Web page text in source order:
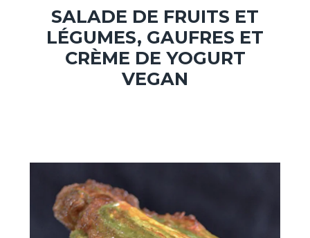
SALADE DE FRUITS ET
LÉGUMES, GAUFRES ET
CRÈME DE YOGURT
VEGAN